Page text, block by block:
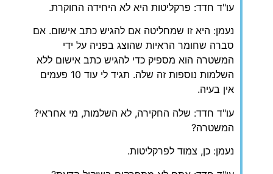
עו"ד חדד: פרקליטות היא לא היחידה החוקרת.
נעמן: היא זו שמחליטה אם להגיש כתב אישום. אם
סברה שחומר הראיות שהוצג בפניה על ידי
המשטרה הוא מספיק כדי להגיש כתב אישום ללא
השלמות נוספות זה שלה. תגיד לי עוד 10 פעמים
אין בעיה.
עו"ד חדד: שלה החקירה, לא השלמות, מי אחראי?
המשטרה?
נעמן: כן, צמוד לפרקליטות.